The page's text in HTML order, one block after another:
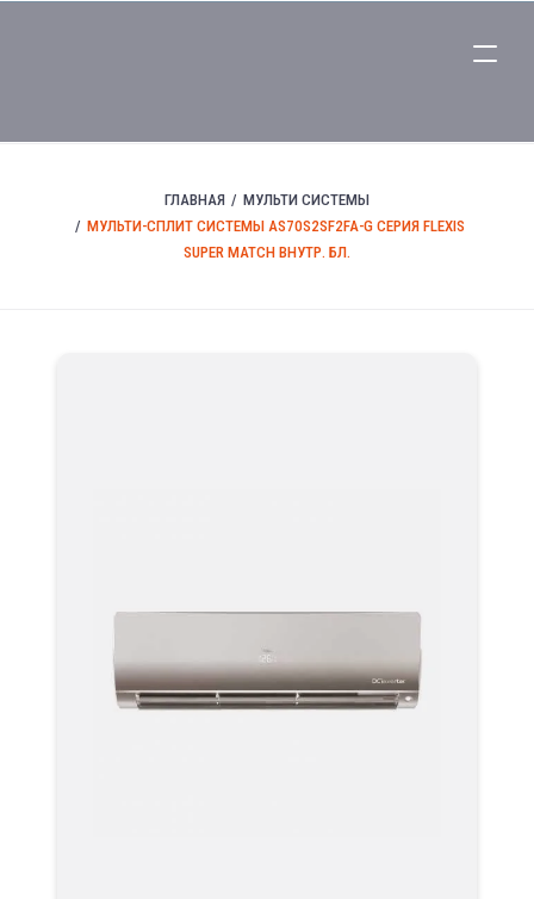
ГЛАВНАЯ
МУЛЬТИ СИСТЕМЫ
МУЛЬТИ-СПЛИТ СИСТЕМЫ AS70S2SF2FA-G СЕРИЯ FLEXIS
SUPER MATCH ВНУТР. БЛ.